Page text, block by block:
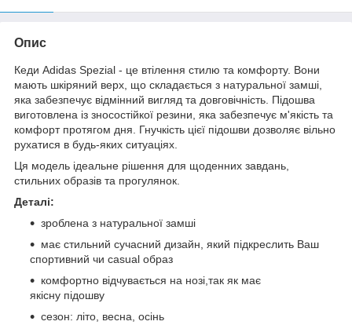
Опис
Кеди Adidas Spezial - це втілення стилю та комфорту. Вони
мають шкіряний верх, що складається з натуральної замші,
яка забезпечує відмінний вигляд та довговічність. Підошва
виготовлена із зносостійкої резини, яка забезпечує м'якість та
комфорт протягом дня. Гнучкість цієї підошви дозволяє вільно
рухатися в будь-яких ситуаціях.
Ця модель ідеальне рішення для щоденних завдань,
стильних образів та прогулянок.
Деталі:
зроблена з натуральної замші
має стильний сучасний дизайн, який підкреслить Ваш
спортивний чи сasual образ
комфортно відчувається на нозі,так як має
якісну підошву
сезон: літо, весна, осінь